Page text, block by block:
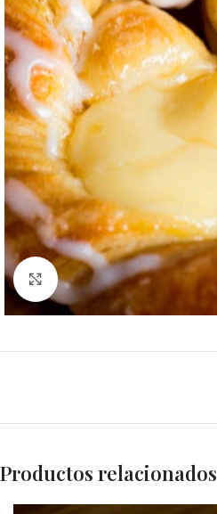
Ampliar imagen
Productos relacionados